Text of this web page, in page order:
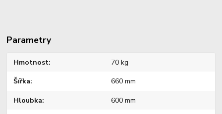
Parametry
Hmotnost 70 kg
Šířka 660 mm
Hloubka 600 mm